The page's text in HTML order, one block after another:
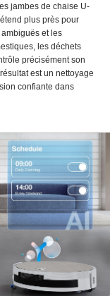
jambes de chaise U-
plus près pour
et les
les déchets
précisément son
est un nettoyage
confiante dans